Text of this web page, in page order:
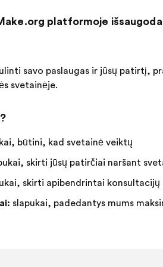
įvertintas
Mėgstamiausias
:kartų
Banalus
:kartų
Įkelta į Comment la
Pasiūlymas:
Il faut encourager les
platformoje
savo paslaugas ir jūsų patirtį,
svetainėje.
būtini, kad svetainė veiktų
skirti jūsų patirčiai naršant
skirti apibendrintai konsultacijų
slapukai, padedantys mums